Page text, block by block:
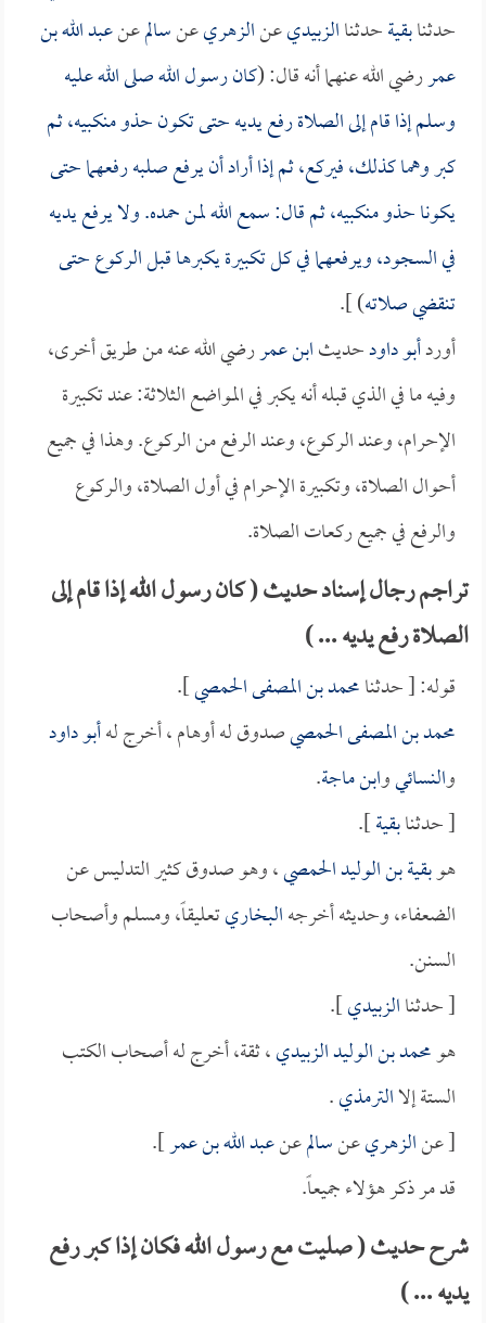
حدثنابقيةحدثناالزبيديعنالزهريعنسالمعنعبد الله بن
عمررضي الله عنهما أنه قال: (كان رسول الله صلى الله عليه
وسلم إذا قام إلى الصلاة رفع يديه حتى تكون حذو منكبيه، ثم
كبر وهما كذلك، فيركع، ثم إذا أراد أن يرفع صلبه رفعهما حتى
يكونا حذو منكبيه، ثم قال: سمع الله لمن حمده. ولا يرفع يديه
في السجود، ويرفعهما في كل تكبيرة يكبرها قبل الركوع حتى
تنقضي صلاته) ].
أوردأبو داودحديثابن عمررضي الله عنه من طريق أخرى،
وفيه ما في الذي قبله أنه يكبر في المواضع الثلاثة: عند تكبيرة
الإحرام، وعند الركوع، وعند الرفع من الركوع. وهذا في جميع
أحوال الصلاة، وتكبيرة الإحرام في أول الصلاة، والركوع
والرفع في جميع ركعات الصلاة.
تراجم رجال إسناد حديث ( كان رسول الله إذا قام إلى
الصلاة رفع يديه ... )
قوله: [ حدثنامحمد بن المصفى الحمصي].
محمد بن المصفى الحمصيصدوق له أوهام ، أخرج لهأبو داود
والنسائيوابن ماجة.
[ حدثنابقية].
هوبقية بن الوليد الحمصي، وهو صدوق كثير التدليس عن
الضعفاء، وحديثه أخرجهالبخاريتعليقاً، ومسلم وأصحاب
السنن.
[ حدثناالزبيدي].
هومحمد بن الوليد الزبيدي، ثقة، أخرج له أصحاب الكتب
الستة إلاالترمذي.
[ عنالزهريعنسالمعنعبد الله بن عمر].
قد مر ذكر هؤلاء جميعاً.
شرح حديث ( صليت مع رسول الله فكان إذا كبر رفع
يديه ... )